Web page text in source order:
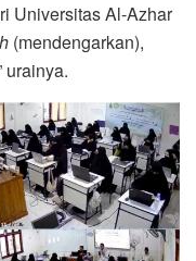
Universitas Al-Azhar
(mendengarkan),
urainya.